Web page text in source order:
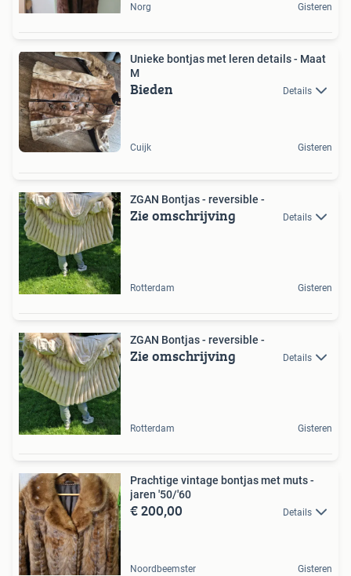
Norg Gisteren
Unieke bontjas met leren details - Maat
M
Bieden Details
Cuijk Gisteren
ZGAN Bontjas - reversible -
Zie omschrijving Details
Rotterdam Gisteren
ZGAN Bontjas - reversible -
Zie omschrijving Details
Rotterdam Gisteren
Prachtige vintage bontjas met muts -
jaren '50/'60
€ 200,00 Details
Noordbeemster Gisteren